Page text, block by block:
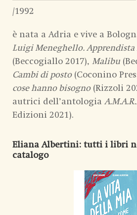
/1992
è nata a Adria e vive a
Luigi Meneghello.
(Beccogiallo 2017), Malibu
Cambi di posto(Coconino
cose hanno bisogno(Rizzoli
autrici dell’antologia
Edizioni 2021).
Eliana Albertini: tutti i libri
catalogo